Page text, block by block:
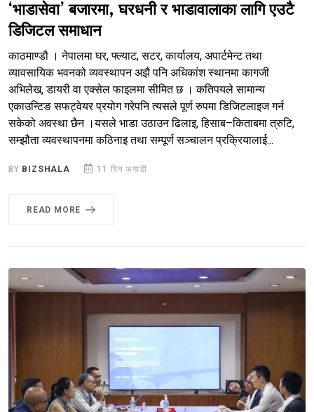
‘भाडासेवा’ बजारमा, घरधनी र भाडावालाका लागि एउटै
डिजिटल समाधान
काठमाण्डौ । नेपालमा घर, फ्ल्याट, सटर, कार्यालय, अपार्टमेन्ट तथा
व्यावसायिक भवनको व्यवस्थापन अझै पनि अधिकांश स्थानमा कागजी
अभिलेख, डायरी वा एक्सेल फाइलमा सीमित छ । कतिपयले सामान्य
एकाउन्टिङ सफट्वेयर प्रयोग गरेपनि त्यसले पूर्ण रुपमा डिजिटलाइज गर्न
सकेको अवस्था छैन ।यसले भाडा उठाउन ढिलाइ, हिसाब–किताबमा त्रुटि,
सम्झौता व्यवस्थापनमा कठिनाइ तथा सम्पूर्ण सञ्चालन प्रक्रियालाई...
BY BIZSHALA 11 दिन अगाडी
READ MORE